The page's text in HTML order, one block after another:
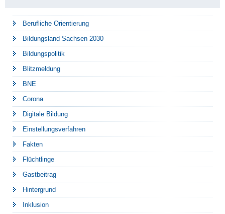
Berufliche Orientierung
Bildungsland Sachsen 2030
Bildungspolitik
Blitzmeldung
BNE
Corona
Digitale Bildung
Einstellungsverfahren
Fakten
Flüchtlinge
Gastbeitrag
Hintergrund
Inklusion